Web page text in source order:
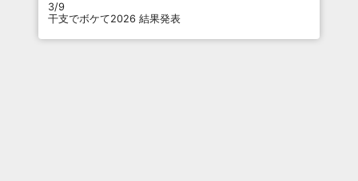
3/9
干支でボケて2026 結果発表